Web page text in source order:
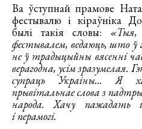
Ва ўступнай прамове
фестывалю і кіраўніка
былі такія словы:
фестывалем, ведаюць, што ў
не ў традыцыйны вясенні
верагодна, усім зразумелая.
супраць Украіны... Я
прывітальнае слова з
народа. Хачу пажадать
і перамогі.